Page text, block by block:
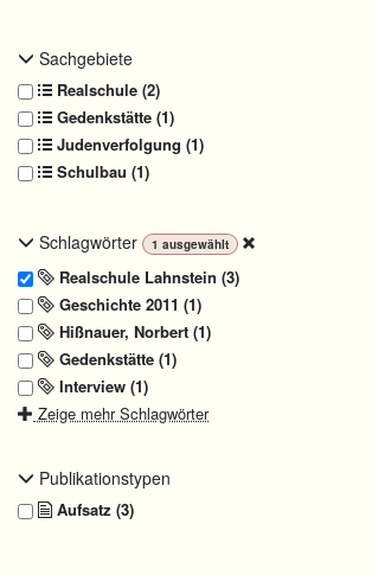
Sachgebiete
Realschule (2)
Gedenkstätte (1)
Judenverfolgung (1)
Schulbau (1)
Schlagwörter 1 ausgewählt
Realschule Lahnstein (3)
Geschichte 2011 (1)
Hißnauer, Norbert (1)
Gedenkstätte (1)
Interview (1)
Zeige mehr Schlagwörter
Publikationstypen
Aufsatz (3)